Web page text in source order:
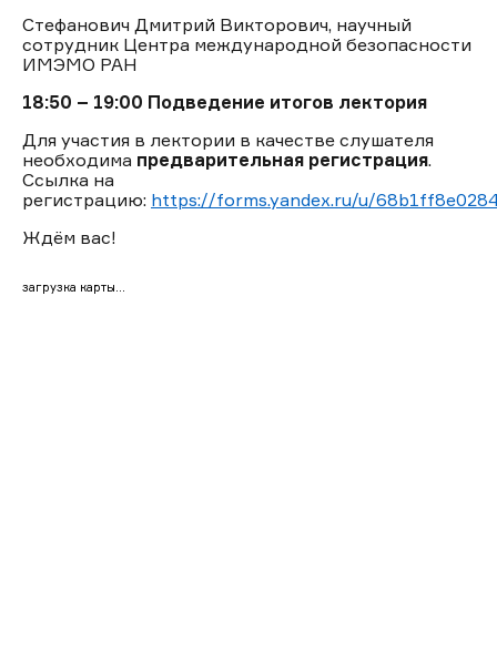
Стефанович Дмитрий Викторович, научный
сотрудник Центра международной безопасности
ИМЭМО РАН
18:50 – 19:00 Подведение итогов лектория
Для участия в лектории в качестве слушателя
необходима предварительная регистрация.
Ссылка на
регистрацию: https://forms.yandex.ru/u/
Ждём вас!
загрузка карты...